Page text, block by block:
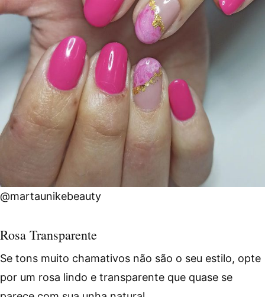
@martaunikebeauty
Rosa Transparente
Se tons muito chamativos não são o seu estilo, opte
por um rosa lindo e transparente que quase se